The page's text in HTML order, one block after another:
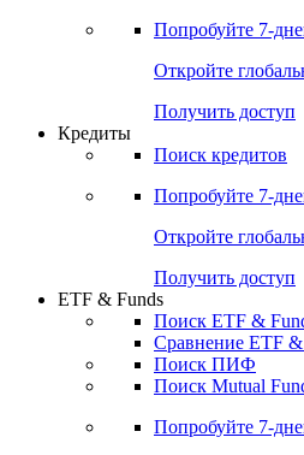
Попробуйте 7-
Откройте
Получить доступ
Кредиты
Поиск кредитов
Попробуйте 7-
Откройте
Получить доступ
ETF & Funds
Поиск ETF &
Сравнение ETF &
Поиск ПИФ
Поиск Mutual
Попробуйте 7-